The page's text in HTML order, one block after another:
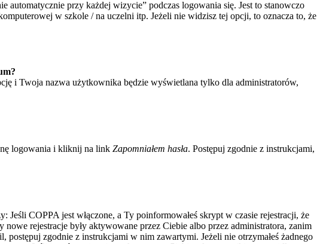
automatycznie przy każdej wizycie” podczas logowania się. Jest to stanowczo
w szkole / na uczelni itp. Jeżeli nie widzisz tej opcji, to oznacza to, że
i Twoja nazwa użytkownika będzie wyświetlana tylko dla administratorów,
logowania i kliknij na link Zapomniałem hasła. Postępuj zgodnie z instrukcjami,
COPPA jest włączone, a Ty poinformowałeś skrypt w czasie rejestracji, że
rejestracje były aktywowane przez Ciebie albo przez administratora, zanim
postępuj zgodnie z instrukcjami w nim zawartymi. Jeżeli nie otrzymałeś żadnego